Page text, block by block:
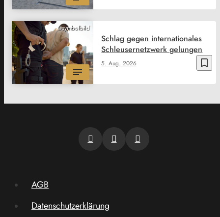
@symbolbild
bookmark_border
5. Aug. 2026
Schlag gegen internationales
Schleusernetzwerk gelungen
AGB
Datenschutzerklärung